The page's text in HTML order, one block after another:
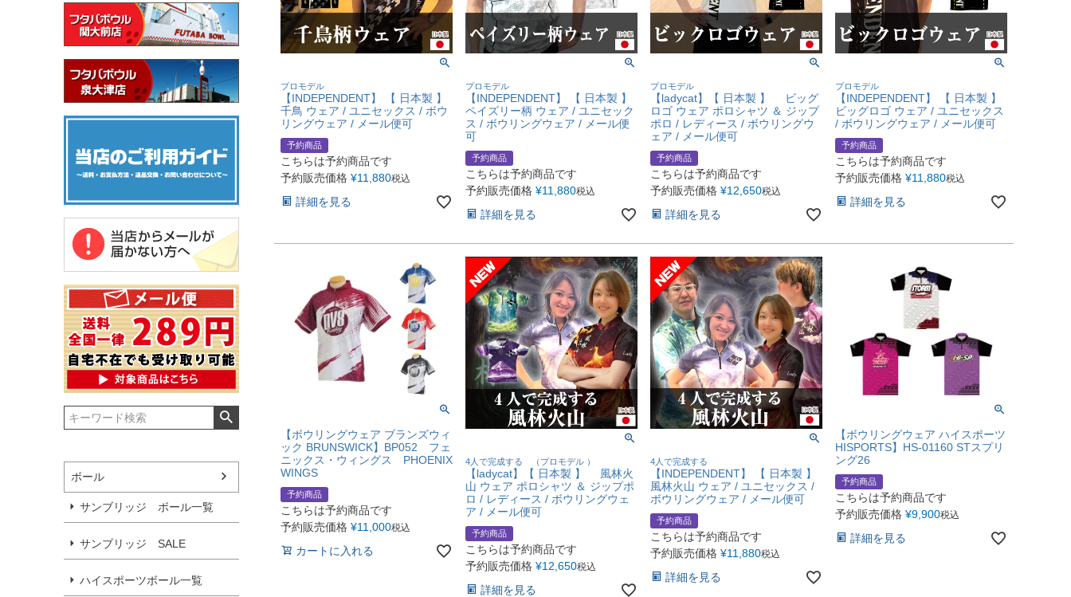
ボール
サンブリッジ ボール一覧
サンブリッジ SALE
ハイスポーツボール一覧
プロモデル
【INDEPENDENT】 【 日本製 】
千鳥 ウェア / ユニセックス / ボウ
リングウェア / メール便可
予約商品
こちらは予約商品です
予約販売価格 ¥11,880税込
詳細を見る
プロモデル
【INDEPENDENT】 【 日本製 】
ペイズリー柄 ウェア / ユニセック
ス / ボウリングウェア / メール便
可
予約商品
こちらは予約商品です
予約販売価格 ¥11,880税込
詳細を見る
プロモデル
【ladycat】【 日本製 】 ビッグ
ロゴ ウェア ポロシャツ ＆ ジップ
ポロ / レディース / ボウリングウ
ェア / メール便可
予約商品
こちらは予約商品です
予約販売価格 ¥12,650税込
詳細を見る
プロモデル
【INDEPENDENT】 【 日本製 】
ビッグロゴ ウェア / ユニセックス
/ ボウリングウェア / メール便可
予約商品
こちらは予約商品です
予約販売価格 ¥11,880税込
詳細を見る
【ボウリングウェア ブランズウィ
ック BRUNSWICK】BP052 フェ
ニックス・ウィングス PHOENIX
WINGS
予約商品
こちらは予約商品です
予約販売価格 ¥11,000税込
カートに入れる
4人で完成する （プロモデル ）
【ladycat】【 日本製 】 風林火
山 ウェア ポロシャツ ＆ ジップポ
ロ / レディース / ボウリングウェ
ア / メール便可
予約商品
こちらは予約商品です
予約販売価格 ¥12,650税込
詳細を見る
4人で完成する
【INDEPENDENT】 【 日本製 】
風林火山 ウェア / ユニセックス /
ボウリングウェア / メール便可
予約商品
こちらは予約商品です
予約販売価格 ¥11,880税込
詳細を見る
【ボウリングウェア ハイスポーツ
HISPORTS】HS-01160 STスプリ
ング26
予約商品
こちらは予約商品です
予約販売価格 ¥9,900税込
詳細を見る